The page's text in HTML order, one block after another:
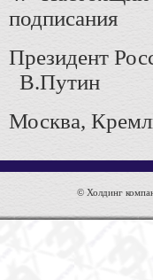
подписания
В.Путин
Москва,
© Холдинг